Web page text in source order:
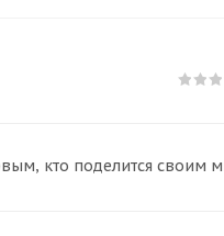
кто поделится своим